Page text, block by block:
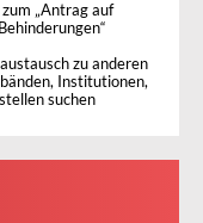
„Antrag auf
zu anderen
Institutionen,
suchen